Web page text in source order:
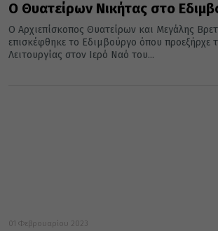
Ο Θυατείρων Νικήτας στο
Ο Αρχιεπίσκοπος Θυατείρων και Μεγάλης
επισκέφθηκε το Εδιμβούργο όπου προεξήρχε
Λειτουργίας στον Ιερό Ναό του...
01 Φεβρουαρίου 2023